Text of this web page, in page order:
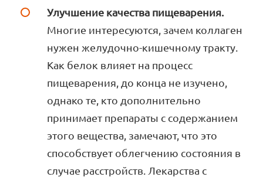
Улучшение качества пищеварения.
Многие интересуются, зачем коллаген
нужен желудочно-кишечному тракту.
Как белок влияет на процесс
пищеварения, до конца не изучено,
однако те, кто дополнительно
принимает препараты с содержанием
этого вещества, замечают, что это
способствует облегчению состояния в
случае расстройств. Лекарства с